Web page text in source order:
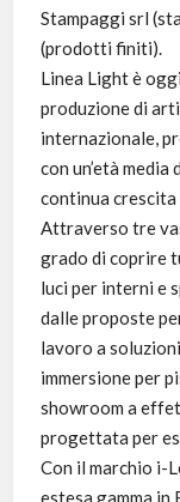
Stampaggi srl
(prodotti finiti).
Linea Light è
produzione di
internazionale,
con un’età
continua
Attraverso tre
grado di coprire
luci per interni e
dalle proposte
lavoro a
immersione per
showroom a
progettata per
Con il marchio i-
estesa gamma